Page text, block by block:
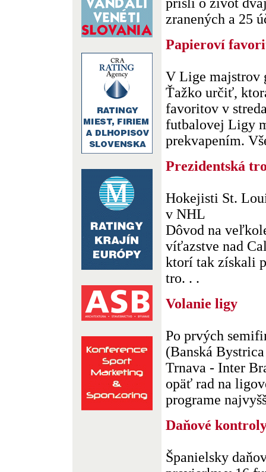
zranených a 25
Papieroví
V Lige majstrov
Ťažko určiť,
favoritov v
futbalovej Ligy
prekvapením.
Prezidentská
Hokejisti St.
v NHL
Dôvod na
víťazstve nad
ktorí tak získali
tro. . .
Volanie ligy
Po prvých
(Banská
Trnava - Inter
opäť rad na
programe
Daňové
Španielsky